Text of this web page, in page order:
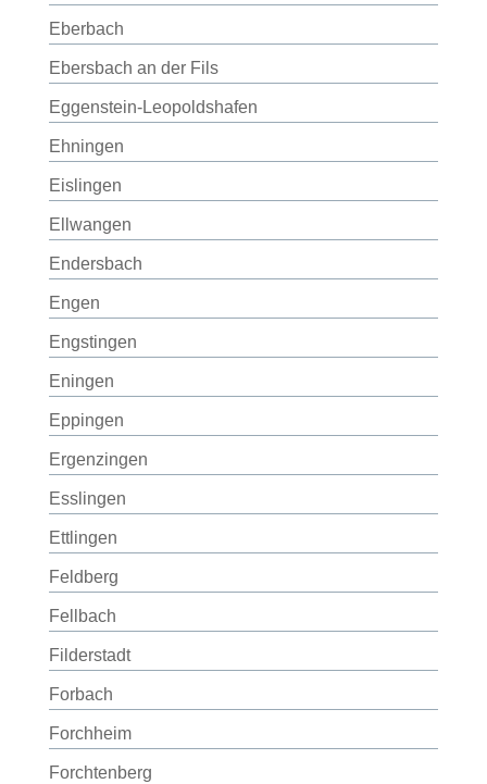
Eberbach
Ebersbach an der Fils
Eggenstein-Leopoldshafen
Ehningen
Eislingen
Ellwangen
Endersbach
Engen
Engstingen
Eningen
Eppingen
Ergenzingen
Esslingen
Ettlingen
Feldberg
Fellbach
Filderstadt
Forbach
Forchheim
Forchtenberg